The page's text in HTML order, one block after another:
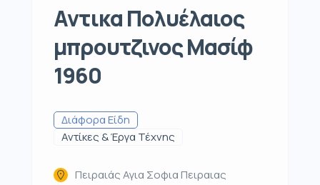
Αντικα Πολυέλαιος
μπρουτζινος Μασίφ
1960
Διάφορα Είδη
Αντίκες & Έργα Τέχνης
Πειραιάς Αγια Σοφια Πειραιας